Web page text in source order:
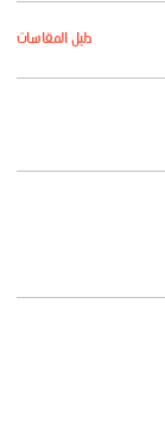
دليل المقاسات